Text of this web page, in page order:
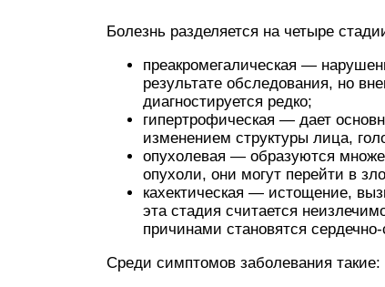
Болезнь разделяется на четыре
преакромегалическая —
результате обследования, но
диагностируется редко;
гипертрофическая — дает
изменением структуры лица,
опухолевая — образуются
опухоли, они могут перейти в
кахектическая — истощение,
эта стадия считается
причинами становятся
Среди симптомов заболевания такие: